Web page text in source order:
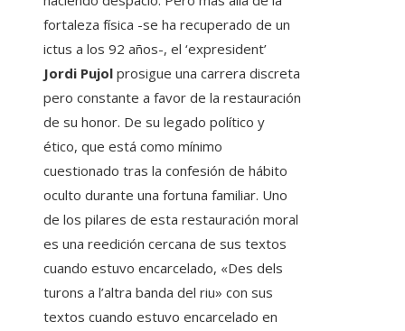
fortaleza física -se ha recuperado de un
ictus a los 92 años-, el ‘expresident’
Jordi Pujol prosigue una carrera discreta
pero constante a favor de la restauración
de su honor. De su legado político y
ético, que está como mínimo
cuestionado tras la confesión de hábito
oculto durante una fortuna familiar. Uno
de los pilares de esta restauración moral
es una reedición cercana de sus textos
cuando estuvo encarcelado, «Des dels
turons a l’altra banda del riu» con sus
textos cuando estuvo encarcelado en